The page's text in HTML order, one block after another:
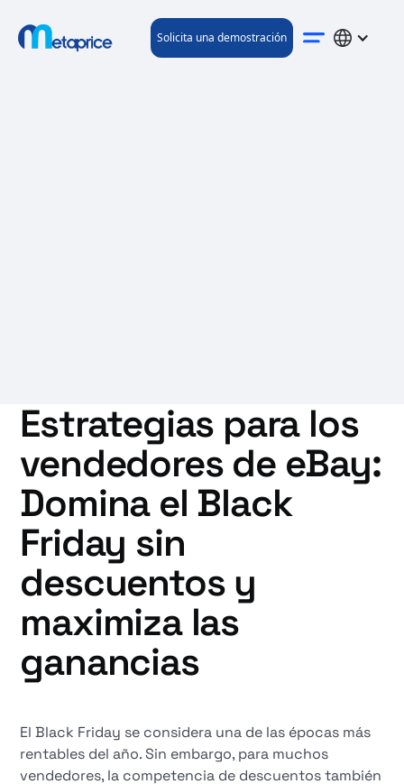
Solicita una demostración
Estrategias para los
vendedores de eBay:
Domina el Black
Friday sin
descuentos y
maximiza las
ganancias
El Black Friday se considera una de las épocas más
rentables del año. Sin embargo, para muchos
vendedores, la competencia de descuentos también